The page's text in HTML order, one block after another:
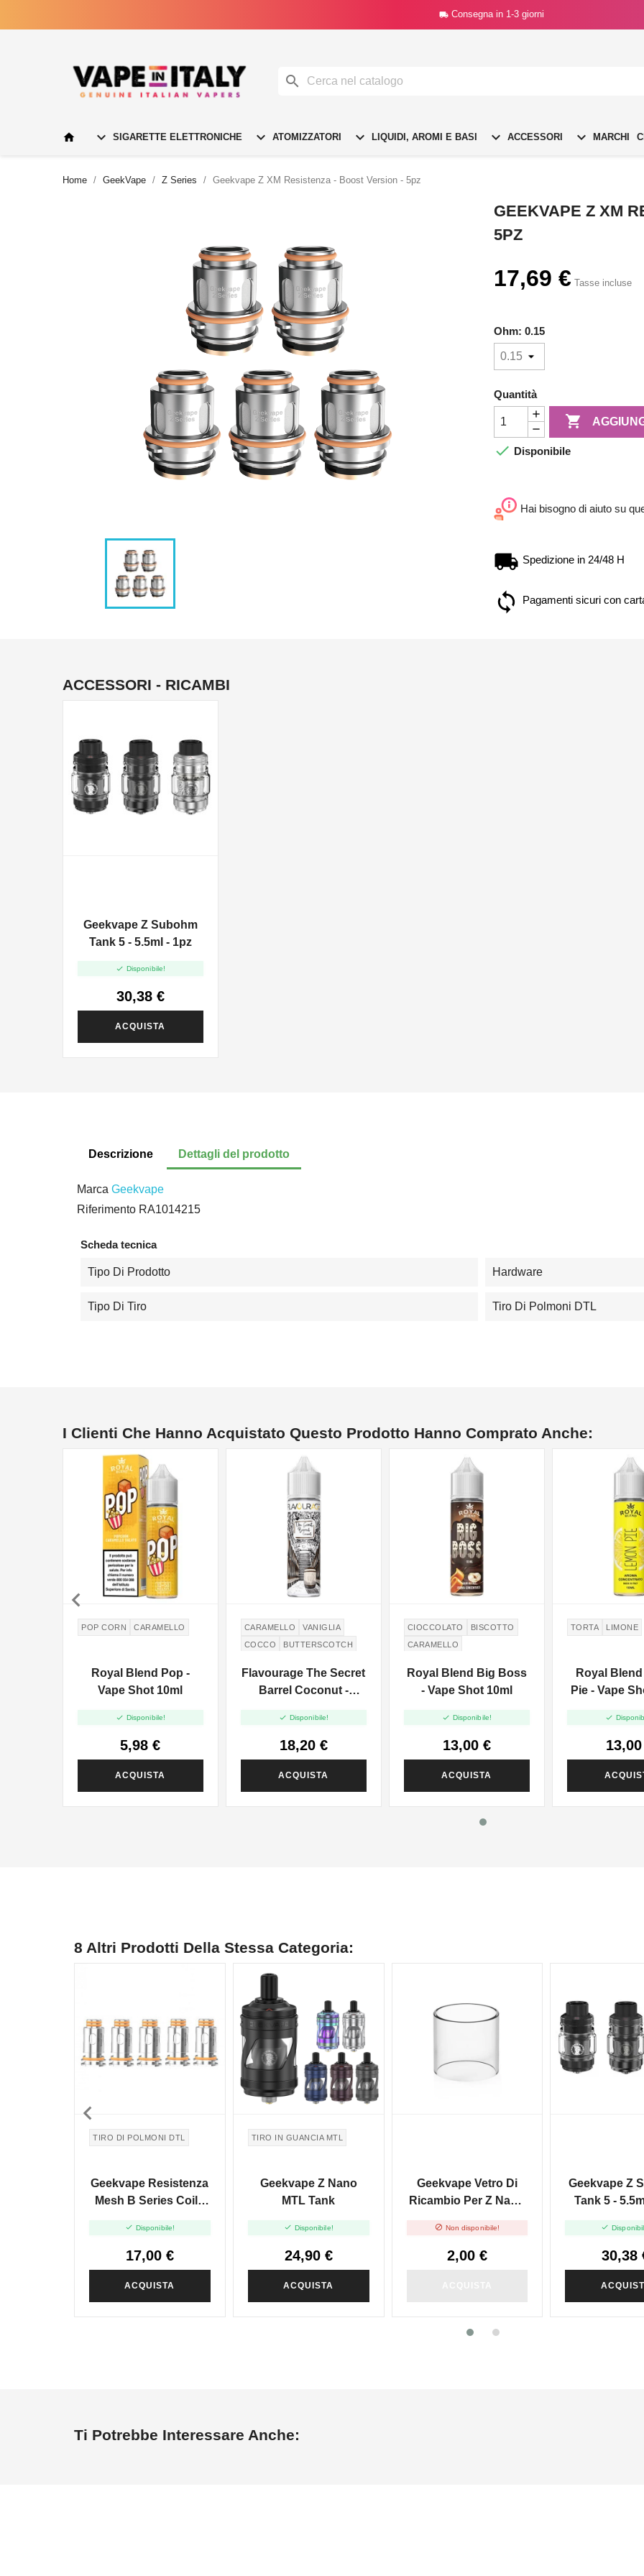
 Consegna in 1-3 giorni

  SIGARETTE ELETTRONICHE  ATOMIZZATORI  LIQUIDI, AROMI E BASI  ACCESSORI  MARCHI
Home GeekVape Z Series Geekvape Z XM Resistenza - Boost Version - 5pz
GEEKVAPE Z XM
5PZ
17,69 € Tasse incluse
Ohm: 0.15
Quantità

 Disponibile
Hai bisogno di aiuto su
Spedizione in 24/48 H
Pagamenti sicuri con
ACCESSORI - RICAMBI
Geekvape Z Subohm
Tank 5 - 5.5ml - 1pz
 Disponibile!
30,38 €
ACQUISTA
Descrizione Dettagli del prodotto
Marca Geekvape
Riferimento RA1014215
Scheda tecnica
Tipo Di Prodotto Hardware
Tipo Di Tiro Tiro Di Polmoni DTL
I Clienti Che Hanno Acquistato Questo Prodotto Hanno Comprato Anche:
POP CORN CARAMELLO
Royal Blend Pop -
Vape Shot 10ml
 Disponibile!
5,98 €
ACQUISTA
CARAMELLO
VANIGLIA
COCCO
BUTTERSCOTCH
Flavourage The Secret
Barrel Coconut -
 Disponibile!
18,20 €
ACQUISTA
CIOCCOLATO
BISCOTTO
CARAMELLO
Royal Blend Big Boss
- Vape Shot 10ml
 Disponibile!
13,00 €
ACQUISTA
TORTA LIMONE
Royal
Pie - Vape


8 Altri Prodotti Della Stessa Categoria:
TIRO DI POLMONI DTL
Geekvape Resistenza
Mesh B Series Coil -
 Disponibile!
17,00 €
ACQUISTA
TIRO IN GUANCIA MTL
Geekvape Z Nano
MTL Tank
 Disponibile!
24,90 €
ACQUISTA
Geekvape Vetro Di
Ricambio Per Z Nano
 Non disponibile!
2,00 €
Geekvape Z
Tank 5 -

30,38

Ti Potrebbe Interessare Anche: